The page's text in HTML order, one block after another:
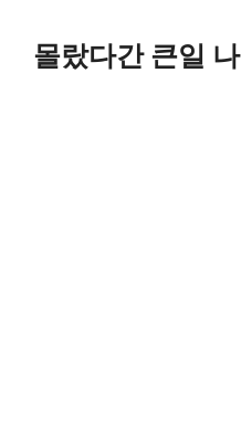
몰랐다간 큰일 나